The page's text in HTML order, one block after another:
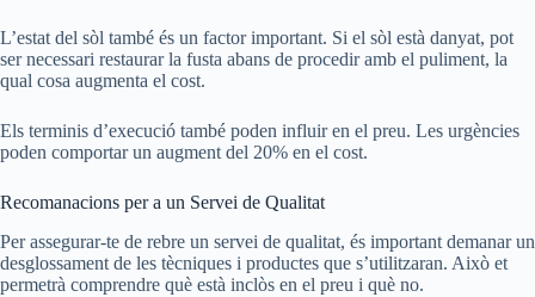
L’estat del sòl també és un factor important. Si el sòl està danyat, pot
ser necessari restaurar la fusta abans de procedir amb el puliment, la
qual cosa augmenta el cost.
Els terminis d’execució també poden influir en el preu. Les urgències
poden comportar un augment del 20% en el cost.
Recomanacions per a un Servei de Qualitat
Per assegurar-te de rebre un servei de qualitat, és important demanar un
desglossament de les tècniques i productes que s’utilitzaran. Això et
permetrà comprendre què està inclòs en el preu i què no.